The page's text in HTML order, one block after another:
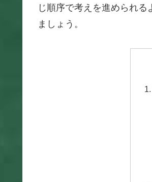
じ順序で考えを進められ
ましょう。